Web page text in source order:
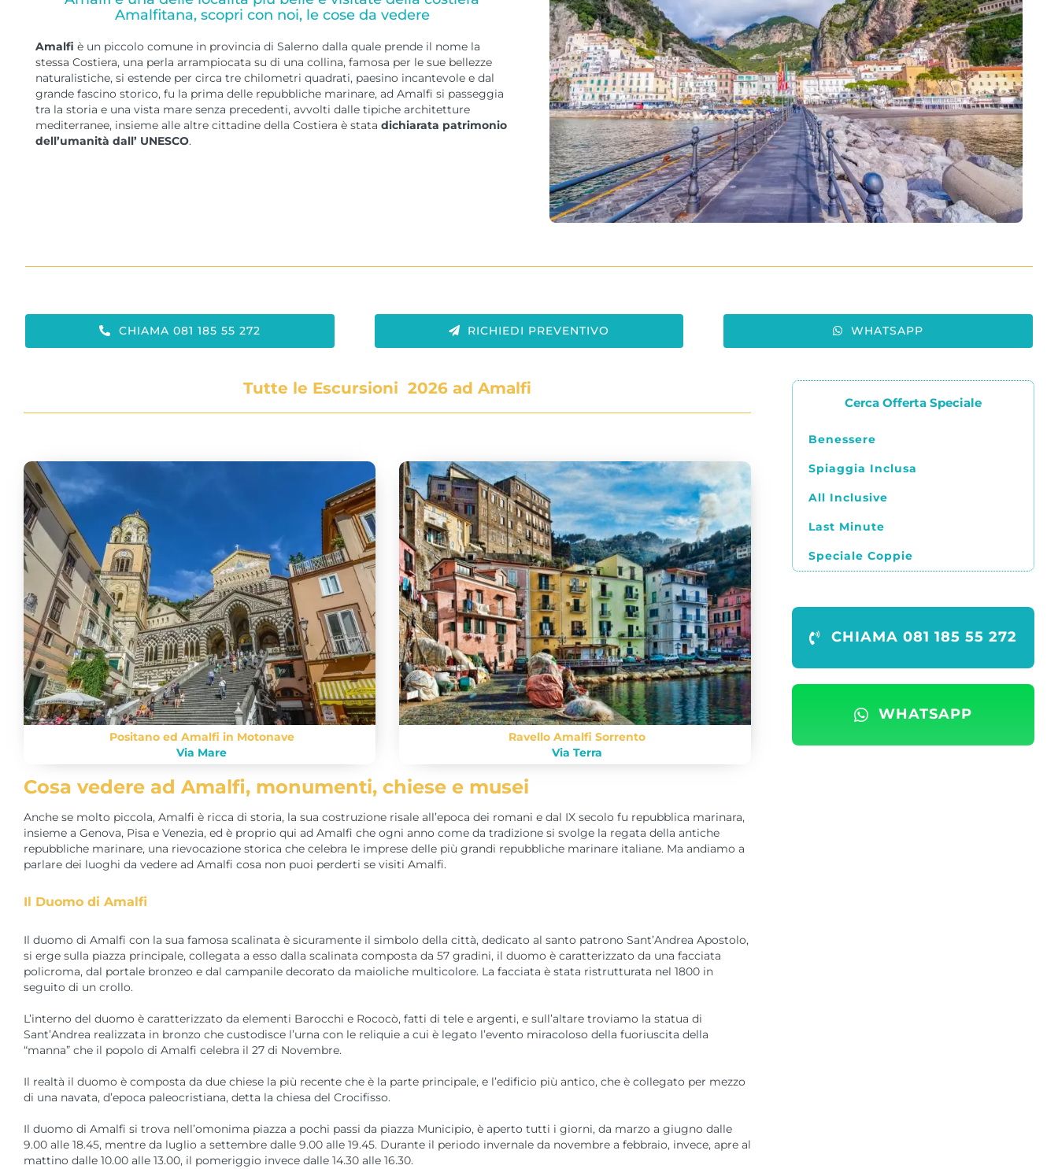
Amalfitana, scopri con noi, le cose da vedere
Amalfi è un piccolo comune in provincia di Salerno dalla quale prende il nome la
stessa Costiera, una perla arrampiocata su di una collina, famosa per le sue bellezze
naturalistiche, si estende per circa tre chilometri quadrati, paesino incantevole e dal
grande fascino storico, fu la prima delle repubbliche marinare, ad Amalfi si passeggia
tra la storia e una vista mare senza precedenti, avvolti dalle tipiche architetture
mediterranee, insieme alle altre cittadine della Costiera è stata dichiarata patrimonio
dell’umanità dall’ UNESCO.
CHIAMA 081 185 55 272 RICHIEDI PREVENTIVO WHATSAPP
Tutte le Escursioni2026 ad Amalfi
Positano ed Amalfi in Motonave
Via Mare
Ravello Amalfi Sorrento
Via Terra
Cosa vedere ad Amalfi, monumenti, chiese e musei
Anche se molto piccola, Amalfi è ricca di storia, la sua costruzione risale all’epoca dei romani e dal IX secolo fu repubblica marinara,
insieme a Genova, Pisa e Venezia, ed è proprio qui ad Amalfi che ogni anno come da tradizione si svolge la regata della antiche
repubbliche marinare, una rievocazione storica che celebra le imprese delle più grandi repubbliche marinare italiane. Ma andiamo a
parlare dei luoghi da vedere ad Amalfi cosa non puoi perderti se visiti Amalfi.
Il Duomo di Amalfi
Il duomo di Amalfi con la sua famosa scalinata è sicuramente il simbolo della città, dedicato al santo patrono Sant’Andrea Apostolo,
si erge sulla piazza principale, collegata a esso dalla scalinata composta da 57 gradini, il duomo è caratterizzato da una facciata
policroma, dal portale bronzeo e dal campanile decorato da maioliche multicolore. La facciata è stata ristrutturata nel 1800 in
seguito di un crollo.
L’interno del duomo è caratterizzato da elementi Barocchi e Rococò, fatti di tele e argenti, e sull’altare troviamo la statua di
Sant’Andrea realizzata in bronzo che custodisce l’urna con le reliquie a cui è legato l’evento miracoloso della fuoriuscita della
“manna” che il popolo di Amalfi celebra il 27 di Novembre.
Il realtà il duomo è composta da due chiese la più recente che è la parte principale, e l’edificio più antico, che è collegato per mezzo
di una navata, d’epoca paleocristiana, detta la chiesa del Crocifisso.
Il duomo di Amalfi si trova nell’omonima piazza a pochi passi da piazza Municipio, è aperto tutti i giorni, da marzo a giugno dalle
9.00 alle 18.45, mentre da luglio a settembre dalle 9.00 alle 19.45. Durante il periodo invernale da novembre a febbraio, invece, apre al
mattino dalle 10.00 alle 13.00, il pomeriggio invece dalle 14.30 alle 16.30.
Cerca Offerta Speciale
Benessere
Spiaggia Inclusa
All Inclusive
Last Minute
Speciale Coppie
CHIAMA 081 185 55 272
WHATSAPP